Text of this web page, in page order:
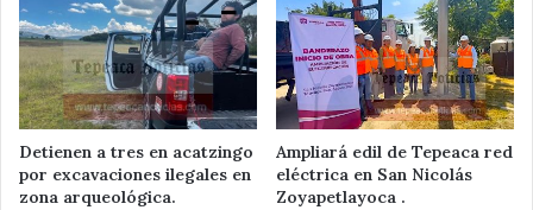
Detienen a tres en acatzingo
por excavaciones ilegales en
zona arqueológica.
Ampliará edil de Tepeaca red
eléctrica en San Nicolás
Zoyapetlayoca .